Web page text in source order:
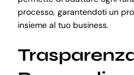
processo, garantendoti un
insieme al tuo business.